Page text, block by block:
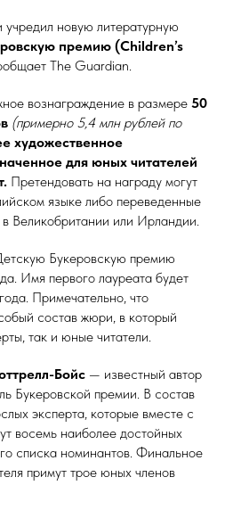
новую литературную
премию (Children’s
The Guardian.
вознаграждение в размере 50
(примерно 5,4 млн рублей по
художественное
для юных читателей
Претендовать на награду могут
языке либо переведенные
Великобритании или Ирландии.
Букеровскую премию
Имя первого лауреата будет
Примечательно, что
состав жюри, в который
так и юные читатели.
Бойс — известный автор
Букеровской премии. В состав
эксперта, которые вместе с
восемь наиболее достойных
списка номинантов. Финальное
примут трое юных членов